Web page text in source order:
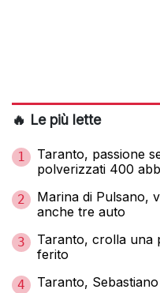
🔥 Le più lette
1
Taranto, passione
polverizzati 400
2
Marina di Pulsano,
anche tre auto
3
Taranto, crolla una
ferito
4 Taranto,